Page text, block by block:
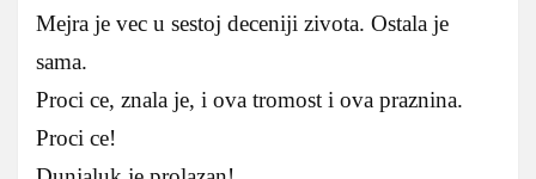
Mejra je vec u sestoj deceniji zivota. Ostala je
sama.
Proci ce, znala je, i ova tromost i ova praznina.
Proci ce!